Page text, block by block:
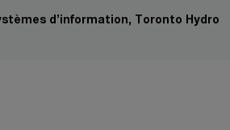
d’information, Toronto Hydro